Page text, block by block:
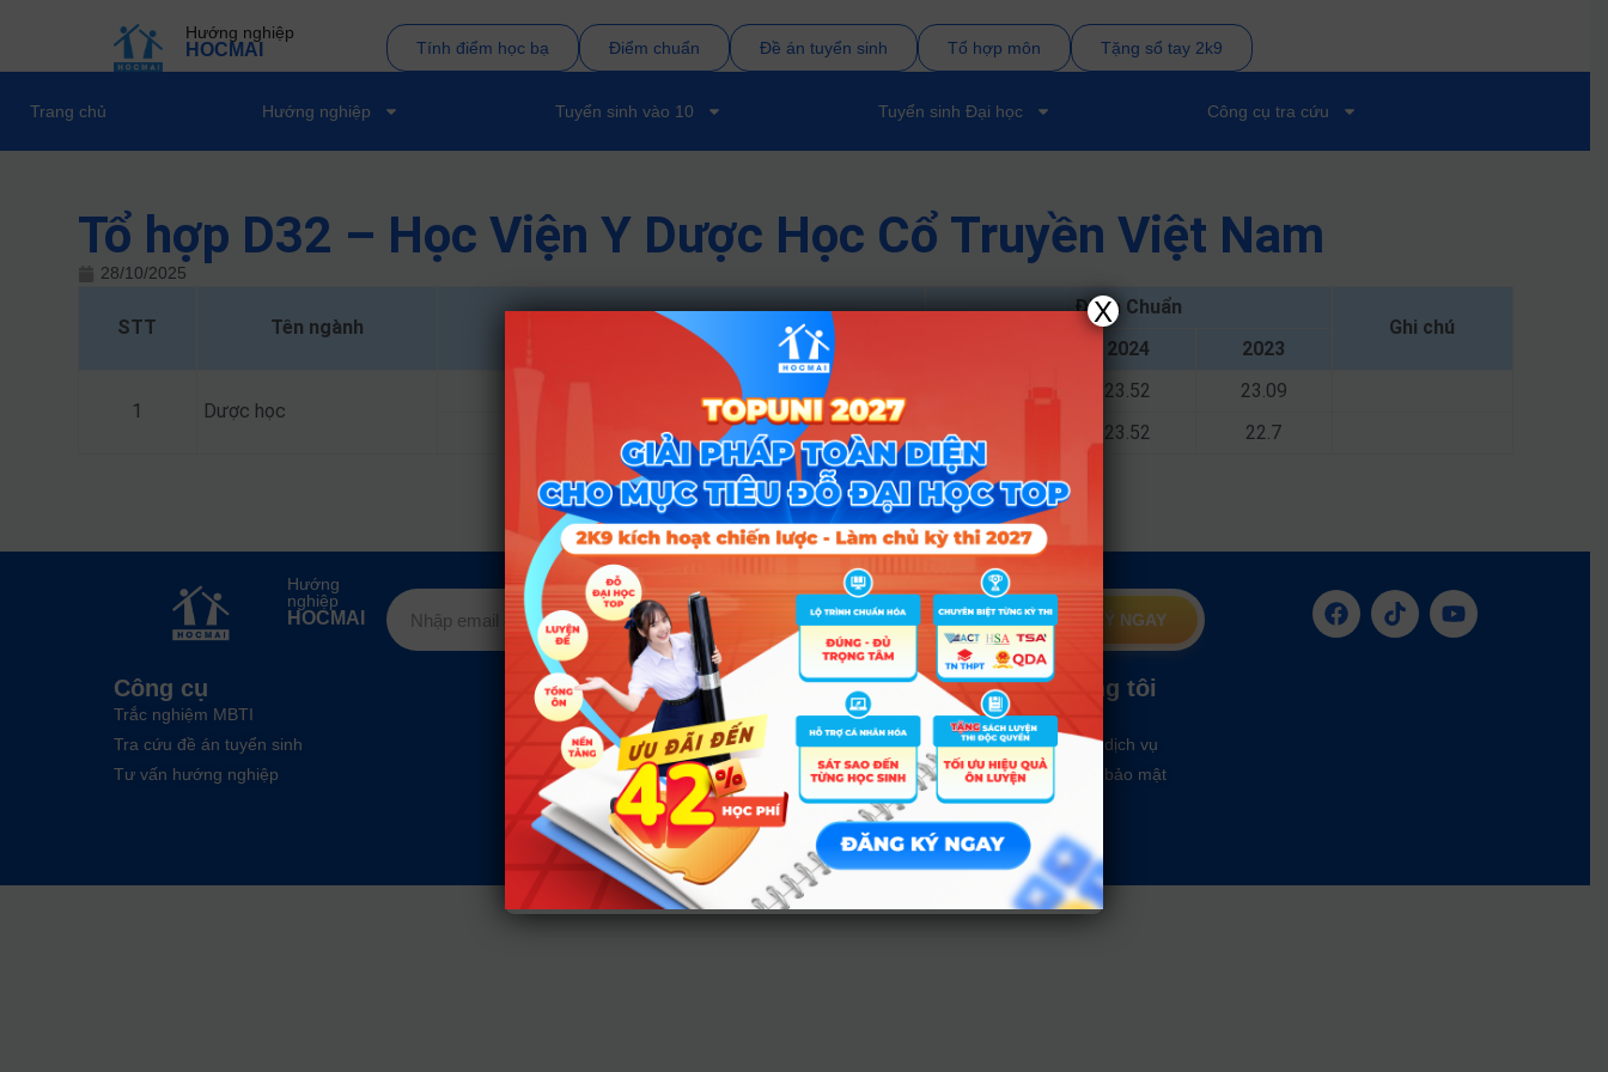
Hướng nghiệp
HOCMAI Tính điểm học bạ Điểm chuẩn Đề án tuyển sinh Tổ hợp môn Tặng sổ tay 2k9
Trang chủ Hướng nghiệp Tuyển sinh vào 10 Tuyển sinh Đại học Công cụ tra cứu
Tổ hợp D32 – Học Viện Y Dược Học Cổ Truyền Việt Nam
28/10/2025
STT Tên ngành Tổ hợp
Điểm Chuẩn
Ghi chú
2024 2023
1 Dược học
A00; B00; D07; C02; X10 23.52
23.09
A00; B00; D07; C02; X10
23.52 22.7
Hướng
nghiệp
HOCMAI ĐĂNG KÝ NGAY
Công cụ
Trắc nghiệm MBTI
Tra cứu đề án tuyển sinh
Tư vấn hướng nghiệp
Tin tức
Tin giáo dục nổi bật
Tin tuyển sinh vào 10
Tin tuyển sinh Đại học
Về chúng tôi
Liên hệ
Điều khoản dịch vụ
Chính sách bảo mật
X